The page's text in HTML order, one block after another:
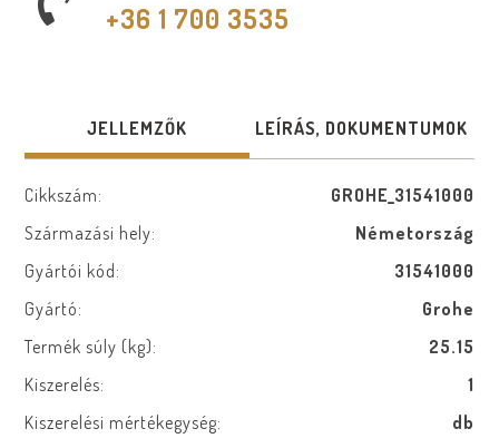
+36 1 700 3535
JELLEMZŐK LEÍRÁS, DOKUMENTUMOK
Cikkszám:
GROHE_31541000
Származási hely:
Németország
Gyártói kód:
31541000
Gyártó:
Grohe
Termék súly (kg):
25.15
Kiszerelés:
1
Kiszerelési mértékegység:
db